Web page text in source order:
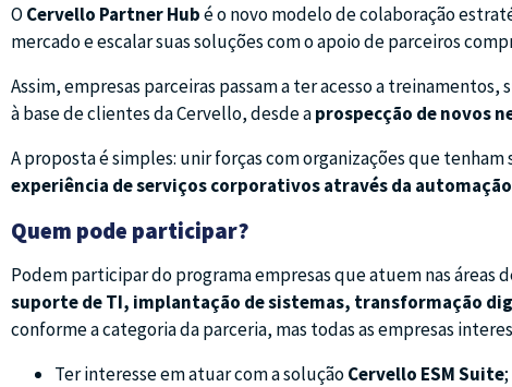
O Cervello Partner Hubé o novo modelo de colaboração
mercado e escalar suas soluções com o apoio de parceiros
Assim, empresas parceiras passam a ter acesso a
à base de clientes da Cervello, desde aprospecção de novos
A proposta é simples: unir forças com organizações que
experiência de serviços corporativos através da
Quem pode participar?
Podem participar do programa empresas que atuem nas áreas
suporte de TI, implantação de sistemas, transformação
conforme a categoria da parceria, mas todas as empresas
Ter interesse em atuar com a soluçãoCervello ESM Suite;